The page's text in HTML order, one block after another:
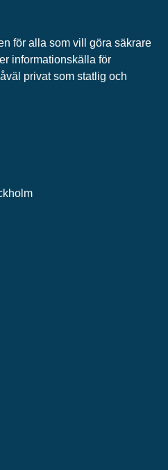
för alla som vill göra säkrare
informationskälla för
privat som statlig och